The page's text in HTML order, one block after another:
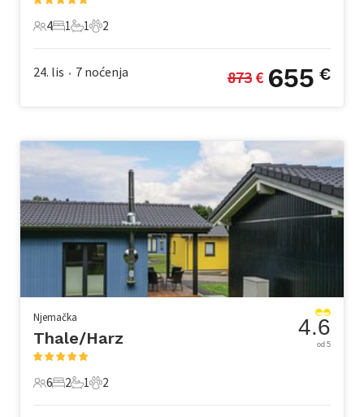
4 Gosti
4
1 Spavaća soba
1
1 Kupaonica
1
2 Kućni ljubimac
2
24. lis • 7 noćenja 873 € 655 €
Njemačka
Thale/Harz
6 Gosti
6
2 Spavaće sobe
2
1 Kupaonica
1
2 Kućni ljubimac
2
4.6
od 5